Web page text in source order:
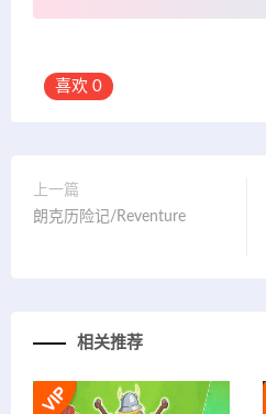
喜欢 0
上一篇
朗克历险记/Reventure
相关推荐